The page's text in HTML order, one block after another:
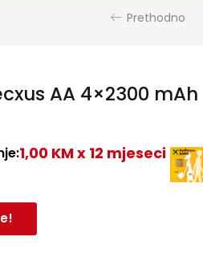
Prethodno
AA 4×2300 mAh
1,00 KM x 12 mjeseci